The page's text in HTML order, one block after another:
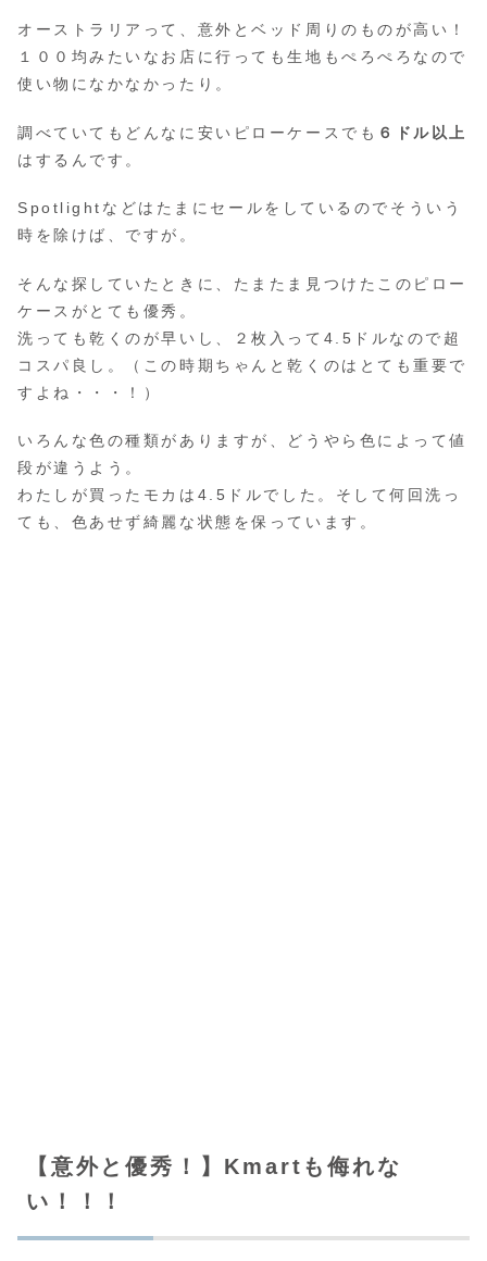
オーストラリアって、意外とベッド周りのものが高い！
１００均みたいなお店に行っても生地もぺろぺろなので
使い物になかなかったり。
調べていてもどんなに安いピローケースでも ６ドル以上
はするんです。
Spotlightなどはたまにセールをしているのでそういう
時を除けば、ですが。
そんな探していたときに、たまたま見つけたこのピロー
ケースがとても優秀。
洗っても乾くのが早いし、２枚入って4.5ドルなので超
コスパ良し。（この時期ちゃんと乾くのはとても重要で
すよね・・・！）
いろんな色の種類がありますが、どうやら色によって値
段が違うよう。
わたしが買ったモカは4.5ドルでした。そして何回洗っ
ても、色あせず綺麗な状態を保っています。
【意外と優秀！】Kmartも侮れな
い！！！